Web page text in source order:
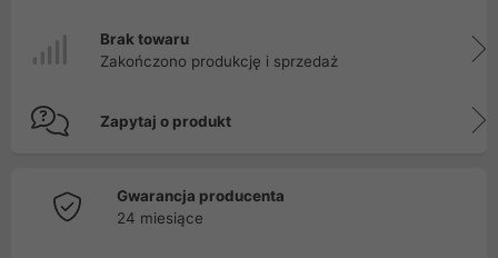
Brak towaru
Zakończono produkcję i sprzedaż
Zapytaj o produkt
Gwarancja producenta
24 miesiące